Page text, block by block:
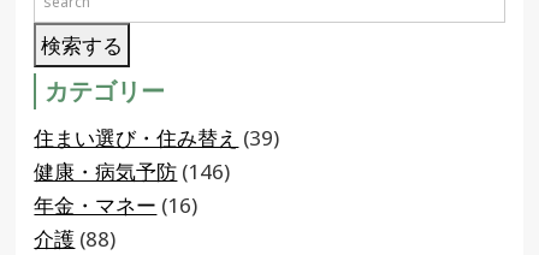
カテゴリー
住まい選び・住み替え (39)
健康・病気予防 (146)
年金・マネー (16)
介護 (88)